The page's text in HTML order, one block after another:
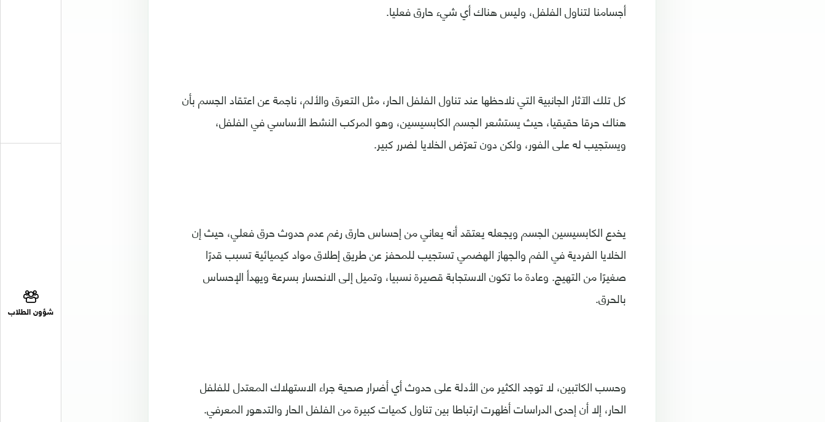
شؤون الطلاب
أجسامنا لتناول الفلفل، وليس هناك أي شيء حارق فعليا.
كل تلك الآثار الجانبية التي نلاحظها عند تناول الفلفل الحار، مثل التعرق والألم، ناجمة عن اعتقاد الجسم بأن
هناك حرقا حقيقيا، حيث يستشعر الجسم الكابسيسين، وهو المركب النشط الأساسي في الفلفل،
ويستجيب له على الفور، ولكن دون تعرّض الخلايا لضرر كبير.
يخدع الكابسيسين الجسم ويجعله يعتقد أنه يعاني من إحساس حارق رغم عدم حدوث حرق فعلي، حيث إن
الخلايا الفردية في الفم والجهاز الهضمي تستجيب للمحفز عن طريق إطلاق مواد كيميائية تسبب قدرًا
صغيرًا من التهيج. وعادة ما تكون الاستجابة قصيرة نسبيا، وتميل إلى الانحسار بسرعة ويهدأ الإحساس
بالحرق.
وحسب الكاتبين، لا توجد الكثير من الأدلة على حدوث أي أضرار صحية جراء الاستهلاك المعتدل للفلفل
الحار، إلا أن إحدى الدراسات أظهرت ارتباطا بين تناول كميات كبيرة من الفلفل الحار والتدهور المعرفي.